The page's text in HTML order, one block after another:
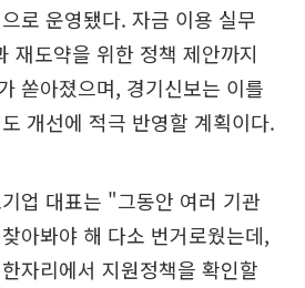
로 운영됐다. 자금 이용 실무
재도약을 위한 정책 제안까지
쏟아졌으며, 경기신보는 이를
개선에 적극 반영할 계획이다.
업 대표는 "그동안 여러 기관
아봐야 해 다소 번거로웠는데,
자리에서 지원정책을 확인할